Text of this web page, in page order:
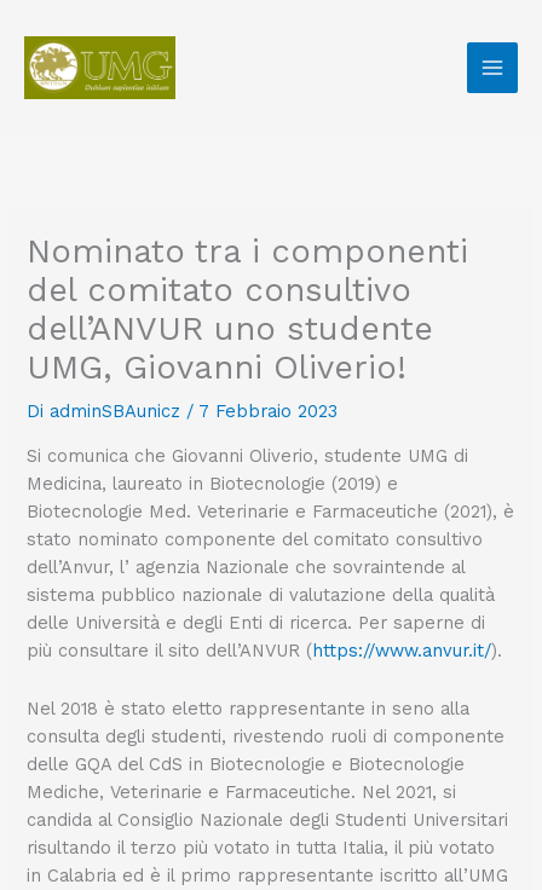
contenuto
Nominato tra i componenti
del comitato consultivo
dell’ANVUR uno studente
UMG, Giovanni Oliverio!
Di adminSBAunicz / 7 Febbraio 2023
Si comunica che Giovanni Oliverio, studente UMG di
Medicina, laureato in Biotecnologie (2019) e
Biotecnologie Med. Veterinarie e Farmaceutiche (2021), è
stato nominato componente del comitato consultivo
dell’Anvur, l’ agenzia Nazionale che sovraintende al
sistema pubblico nazionale di valutazione della qualità
delle Università e degli Enti di ricerca. Per saperne di
più consultare il sito dell’ANVUR (https://www.anvur.it/).
Nel 2018 è stato eletto rappresentante in seno alla
consulta degli studenti, rivestendo ruoli di componente
delle GQA del CdS in Biotecnologie e Biotecnologie
Mediche, Veterinarie e Farmaceutiche. Nel 2021, si
candida al Consiglio Nazionale degli Studenti Universitari
risultando il terzo più votato in tutta Italia, il più votato
in Calabria ed è il primo rappresentante iscritto all’UMG